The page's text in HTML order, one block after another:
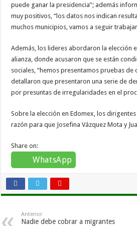
puede ganar la presidencia”; además
muy positivos, “los datos nos indican
muchos municipios, vamos a seguir
Además, los lideres abordaron la elección
alianza, donde acusaron que se están
sociales, “hemos presentamos pruebas de
detallaron que presentaron una serie de
por presuntas de irregularidades en el
Sobre la elección en Edomex, los
razón para que Josefina Vázquez Mota y
Share on:
WhatsApp
Anterior
Nadie debe cobrar a migrantes